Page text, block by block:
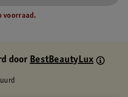
voorraad.
doorBestBeautyLux